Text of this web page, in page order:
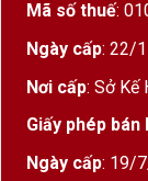
Hộp quà
trọng và
Mã số thuế:
Ngày cấp: 22/
Nơi cấp: Sở Kế
Giấy phép
Ngày cấp: 19/